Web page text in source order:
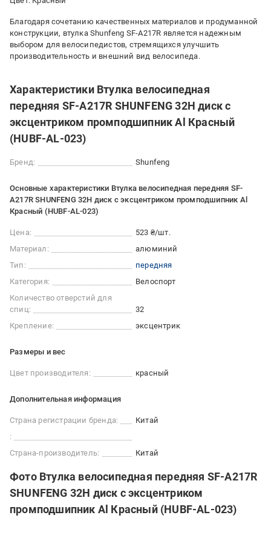
Благодаря сочетанию качественных материалов и продуманной
конструкции, втулка Shunfeng SF-A217R является надежным
выбором для велосипедистов, стремящихся улучшить
производительность и внешний вид велосипеда.
Характеристики Втулка велосипедная
передняя SF-A217R SHUNFENG 32H диск с
эксцентриком промподшипник Al Красный
(HUBF-AL-023)
Бренд: Shunfeng
Основные характеристики Втулка велосипедная передняя SF-
A217R SHUNFENG 32H диск с эксцентриком промподшипник Al
Красный (HUBF-AL-023)
Цена:
523 ₴/шт.
Материал:
алюминий
Тип:
передняя
Категория:
Велоспорт
Количество отверстий для
спиц:
32
Крепление:
эксцентрик
Размеры и вес
Цвет производителя: красный
Дополнительная информация
Страна регистрации бренда:
Китай
:
Страна-производитель:
Китай
Фото Втулка велосипедная передняя SF-A217R
SHUNFENG 32H диск с эксцентриком
промподшипник Al Красный (HUBF-AL-023)